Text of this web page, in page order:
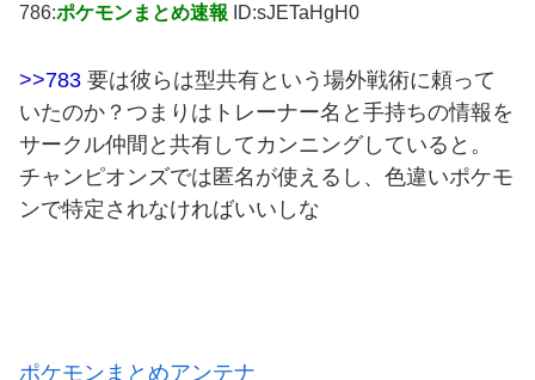
786:ポケモンまとめ速報 ID:sJETaHgH0
>>783 要は彼らは型共有という場外戦術に頼って
いたのか？つまりはトレーナー名と手持ちの情報を
サークル仲間と共有してカンニングしていると。
チャンピオンズでは匿名が使えるし、色違いポケモ
ンで特定されなければいいしな
ポケモンまとめアンテナ